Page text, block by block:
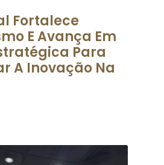
Fortalece
E Avança Em
Para
A Inovação Na